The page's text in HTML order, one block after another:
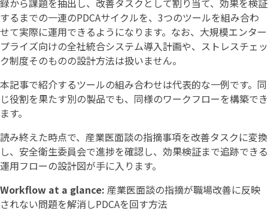
録から課題を抽出し、改善タスクとして割り当て、効果を検証
するまでの一連のPDCAサイクルを、3つのツールを組み合わ
せて実際に運用できるようになります。なお、大規模エンター
プライズ向けの全社統合システム導入計画や、ストレスチェッ
ク制度そのものの設計方法は扱いません。
本記事で紹介するツールの組み合わせは代表的な一例です。同
じ役割を果たす別の製品でも、同様のワークフローを構築でき
ます。
読み終えた時点で、産業医面談の指摘事項を改善タスクに変換
し、安全衛生委員会で進捗を確認し、効果検証まで追跡できる
運用フローの設計図が手に入ります。
Workflow at a glance: 産業医面談の指摘が職場改善に反映
されない問題を解消しPDCAを回す方法